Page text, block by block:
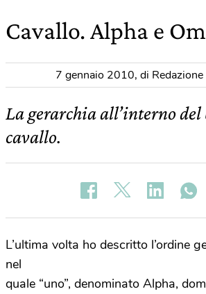
Cavallo. Alpha e
7 gennaio 2010, di
La gerarchia all’interno del
cavallo.
L’ultima volta ho descritto l’ordine
nel
quale “uno”, denominato Alpha,